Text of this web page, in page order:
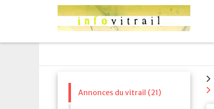
Annonces du vitrail (21)